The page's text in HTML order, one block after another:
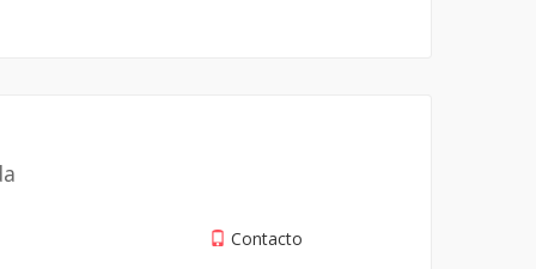
Contacto